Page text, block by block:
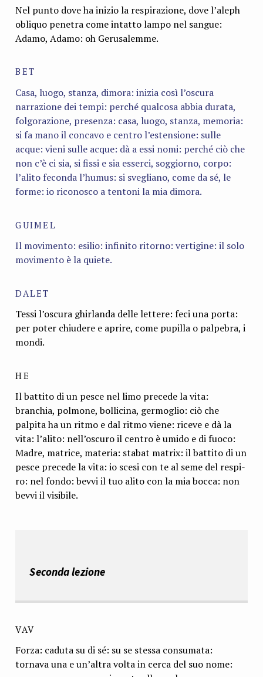
Nel punto dove ha inizio la respirazione, dove l’aleph
obliquo penetra come intat­to lampo nel sangue:
Adamo, Adamo: oh Gerusalemme.
BET
Casa, luogo, stanza, dimora: inizia così l’oscura
narrazione dei tempi: perché qualcosa abbia durata,
folgorazione, presenza: casa, luogo, stanza, memoria:
si fa mano il concavo e centro l’estensione: sulle
acque: vieni sulle acque: dà a essi nomi: perché ciò che
non c’è ci sia, si fissi e sia esserci, soggiorno, corpo:
l’ali­to feconda l’humus: si svegliano, come da sé, le
forme: io riconosco a tentoni la mia dimora.
GUIMEL
Il movimento: esilio: infinito ritorno: vertigine: il solo
movimento è la quiete.
DALET
Tessi l’oscura ghirlanda delle lettere: feci una porta:
per poter chiudere e apri­re, come pupilla o palpebra, i
mondi.
HE
Il battito di un pesce nel limo precede la vita:
branchia, polmone, bollicina, germoglio: ciò che
palpita ha un ritmo e dal ritmo viene: riceve e dà la
vita: l’a­lito: nell’oscuro il centro è umido e di fuoco:
Madre, matrice, materia: stabat matrix: il battito di un
pesce precede la vita: io scesi con te al seme del respi­
ro: nel fondo: bevvi il tuo alito con la mia bocca: non
bevvi il visibile.
Seconda lezione
VAV
Forza: caduta su di sé: su se stessa consumata:
tornava una e un’altra volta in cerca del suo nome: